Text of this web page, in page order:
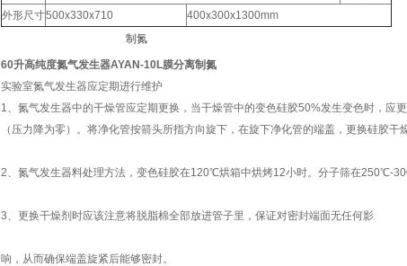
外形尺寸500x330x710 400x300x1300mm
60升高纯度氮气发生器AYAN-10L膜分离制氮
实验室氮气发生器应定期进行维护
1、氮气发生器中的干燥管应定期更换，当干燥管中的变色硅胶50%发生变色时，应
（压力降为零）。将净化管按箭头所指方向旋下，在旋下净化管的端盖，更换硅胶干
2、氮气发生器料处理方法，变色硅胶在120℃烘箱中烘烤12小时。分子筛在250℃-
3、更换干燥剂时应该注意将脱脂棉全部放进管子里，保证对密封端面无任何影
响，从而确保端盖旋紧后能够密封。